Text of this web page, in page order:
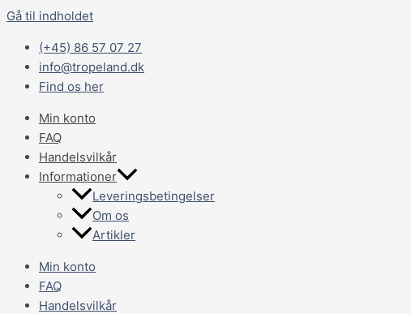
Gå til indholdet
(+45) 86 57 07 27
info@tropeland.dk
Find os her
Min konto
FAQ
Handelsvilkår
Informationer
Leveringsbetingelser
Om os
Artikler
Min konto
FAQ
Handelsvilkår